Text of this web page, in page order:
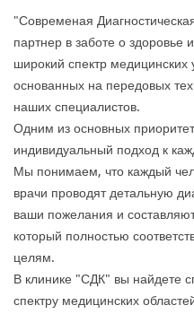
"Современая
партнер в заботе о здоровье
широкий спектр медицинских
основанных на передовых
наших специалистов.
Одним из основных
индивидуальный подход к
Мы понимаем, что каждый
врачи проводят детальную
ваши пожелания и
который полностью
целям.
В клинике "СДК" вы найдете
спектру медицинских